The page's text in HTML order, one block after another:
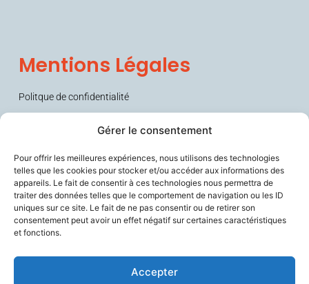
Gérer le consentement
Pour offrir les meilleures expériences, nous utilisons des technologies
telles que les cookies pour stocker et/ou accéder aux informations des
appareils. Le fait de consentir à ces technologies nous permettra de
traiter des données telles que le comportement de navigation ou les ID
uniques sur ce site. Le fait de ne pas consentir ou de retirer son
consentement peut avoir un effet négatif sur certaines caractéristiques
et fonctions.
Accepter
soignants, améliore le confort de travail des professionnels du
vieillissement, et contribue à prévenir la perte d’autonomie.
Mentions Légales
Politque de confidentialité